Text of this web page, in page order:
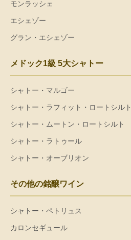
モンラッシェ
エシェゾー
グラン・エシェゾー
メドック1級 5大シャトー
シャトー・マルゴー
シャトー・ラフィット・ロートシルト
シャトー・ムートン・ロートシルト
シャトー・ラトゥール
シャトー・オーブリオン
その他の銘醸ワイン
シャトー・ペトリュス
カロンセギュール